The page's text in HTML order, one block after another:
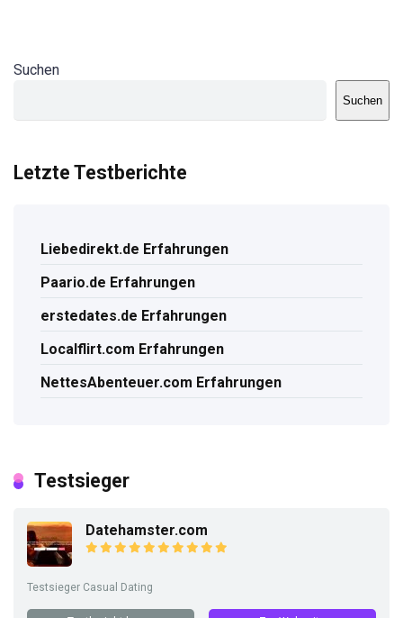
Suchen
Suchen
Letzte Testberichte
Liebedirekt.de Erfahrungen
Paario.de Erfahrungen
erstedates.de Erfahrungen
Localflirt.com Erfahrungen
NettesAbenteuer.com Erfahrungen
Testsieger
Datehamster.com
Testsieger Casual Dating